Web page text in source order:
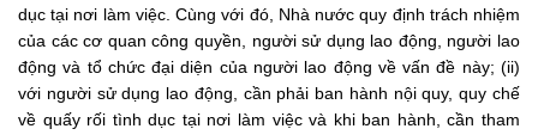
dục tại nơi làm việc. Cùng với đó, Nhà nước quy định trách nhiệm
của các cơ quan công quyền, người sử dụng lao động, người lao
động và tổ chức đại diện của người lao động về vấn đề này; (ii)
với người sử dụng lao động, cần phải ban hành nội quy, quy chế
về quấy rối tình dục tại nơi làm việc và khi ban hành, cần tham